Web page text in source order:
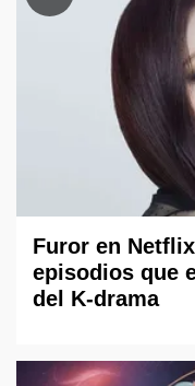
Furor en
episodios que
del K-drama